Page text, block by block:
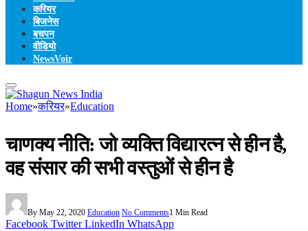
करियर
बिजनेस
बचपन
वीडियो
NewsVoir
Home»करियर»Education
चाणक्य नीति: जो व्यक्ति विद्यारत्न से हीन है,
वह संसार की सभी वस्तुओं से हीन है
By May 22, 2020 Education No Comments1 Min Read
Facebook Twitter LinkedIn WhatsApp